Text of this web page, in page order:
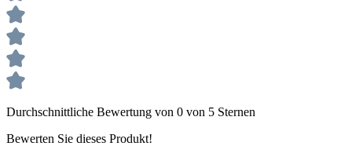
Durchschnittliche Bewertung von 0 von 5 Sternen
Bewerten Sie dieses Produkt!